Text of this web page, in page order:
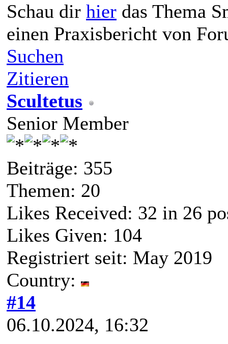
Schau dir hier das Thema
einen Praxisbericht von
Suchen
Zitieren
Scultetus
Senior Member
Beiträge: 355
Themen: 20
Likes Received: 32 in 26
Likes Given: 104
Registriert seit: May 2019
Country:
#14
06.10.2024, 16:32